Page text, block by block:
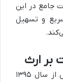
جامع در این
و تسهیل
بر ارث
قانون مالیات بر ارث مصوب سال ۱۳۶۶ تا قبل از سال ۱۳۹۵